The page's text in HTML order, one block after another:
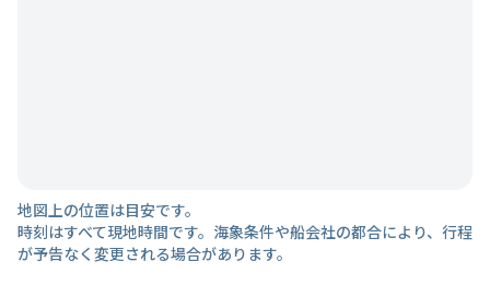
地図上の位置は目安です。
時刻はすべて現地時間です。海象条件や船会社の都合により、行程
が予告なく変更される場合があります。